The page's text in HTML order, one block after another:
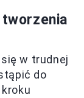
w trudnej
do